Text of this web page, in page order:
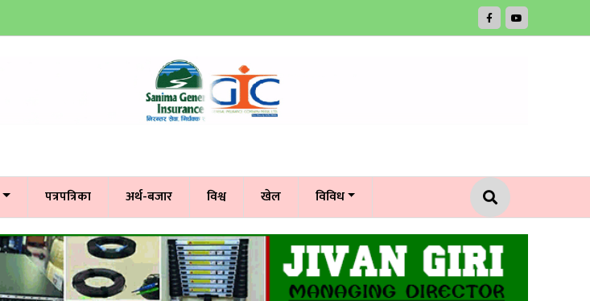
पत्रपत्रिका अर्थ-बजार विश्व खेल विविध